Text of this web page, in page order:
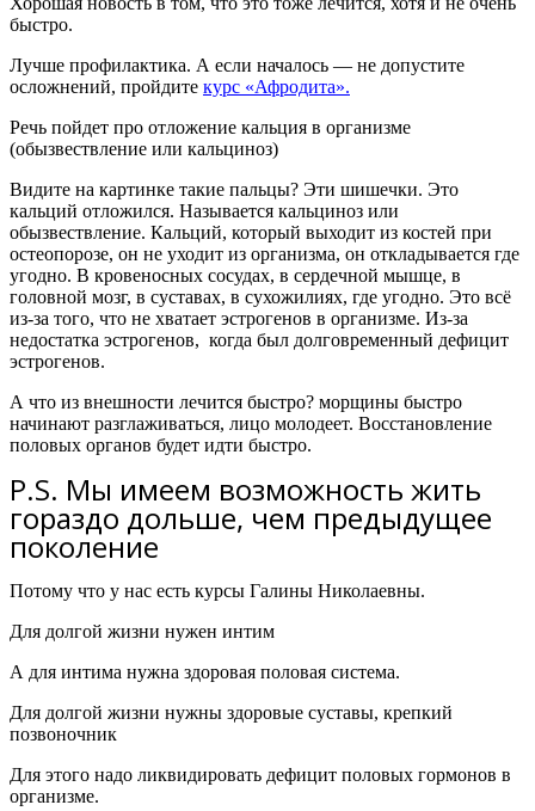
быстро.
Лучше профилактика. А если началось — не допустите
осложнений, пройдите курс «Афродита».
Речь пойдет про отложение кальция в организме
(обызвествление или кальциноз)
Видите на картинке такие пальцы? Эти шишечки. Это
кальций отложился. Называется кальциноз или
обызвествление. Кальций, который выходит из костей при
остеопорозе, он не уходит из организма, он откладывается где
угодно. В кровеносных сосудах, в сердечной мышце, в
головной мозг, в суставах, в сухожилиях, где угодно. Это всё
из-за того, что не хватает эстрогенов в организме. Из-за
недостатка эстрогенов, когда был долговременный дефицит
эстрогенов.
А что из внешности лечится быстро? морщины быстро
начинают разглаживаться, лицо молодеет. Восстановление
половых органов будет идти быстро.
P.S. Мы имеем возможность жить
гораздо дольше, чем предыдущее
поколение
Потому что у нас есть курсы Галины Николаевны.
Для долгой жизни нужен интим
А для интима нужна здоровая половая система.
Для долгой жизни нужны здоровые суставы, крепкий
позвоночник
Для этого надо ликвидировать дефицит половых гормонов в
организме.